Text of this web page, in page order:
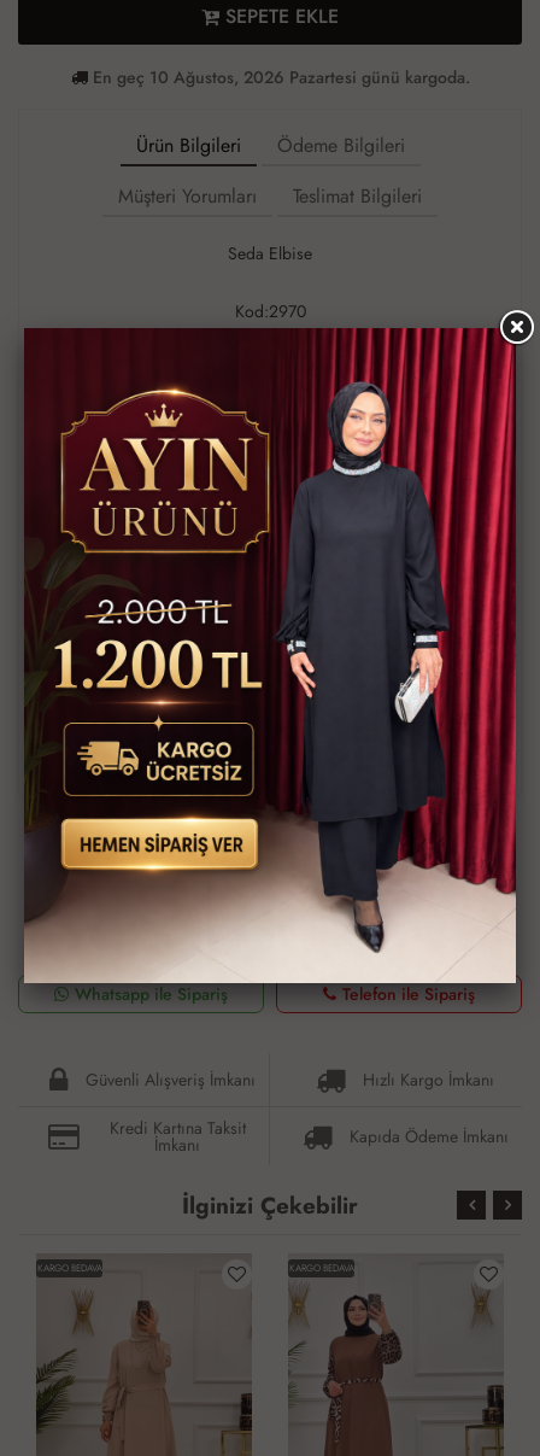
SEPETE EKLE
En geç 10 Ağustos, 2026 Pazartesi günü kargoda.
Ürün Bilgileri
Ödeme Bilgileri
Müşteri Yorumları
Teslimat Bilgileri
Seda Elbise
Kod:2970
40-42-44-46-48 Bedenlerdedir.
Elbise Lina Keten Kumaştır
Elbise Sıfır Koldur.
Ceket Yandan Bağlamalı Ve düğmelidir.
Elbise sırtı Fermuarlıdır.
40 Beden Ürün Bilgileri:
Elbise Boy:140cm
Ceket Boy:50cm
Göğüs:102cm
Bel:100cm
Ürünlerimizde İade Yoktur Beden Değişimi Mevcuttur
Ürün Kodu
2970-420
Bu ürünün siparişini sizin yerinize Müşteri Hizmetleri veya WhatsApp
ekibimizin oluşturmasını isterseniz yukarıda yazan Ürün Kodu'nu
aşağıdaki butonlara tıkladıktan sonra ekibimizle görüştüğünüzde
Whatsapp ile Sipariş
Telefon ile Sipariş
Güvenli Alışveriş İmkanı
Hızlı Kargo İmkanı
Kredi Kartına Taksit
İmkanı Kapıda Ödeme İmkanı
İlginizi Çekebilir
KARGO BEDAVA KARGO BEDAVA